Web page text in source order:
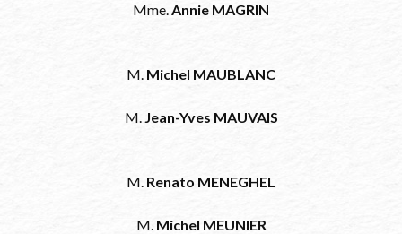
Mme.Annie MAGRIN
M. Michel MAUBLANC
M. Jean-Yves MAUVAIS
M. Renato MENEGHEL
M. Michel MEUNIER